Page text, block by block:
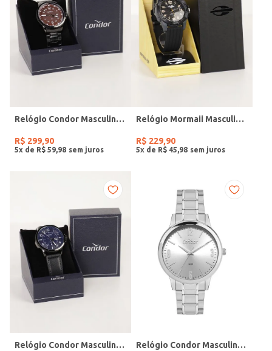
Relógio Condor Masculino PRETO
R$ 299,90
5x de R$ 59 98
Relógio Mormaii Masculino PRETO
R$ 229,90
5x de R$ 45 98
Relógio Condor Masculino PRETO Relógio Condor Masculino PRATA